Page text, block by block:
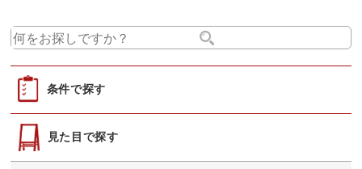
条件で探す
見た目で探す